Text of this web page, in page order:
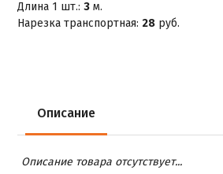
Длина 1 шт.: 3 м.
Нарезка транспортная: 28 руб.
Описание
Описание товара отсутствует...